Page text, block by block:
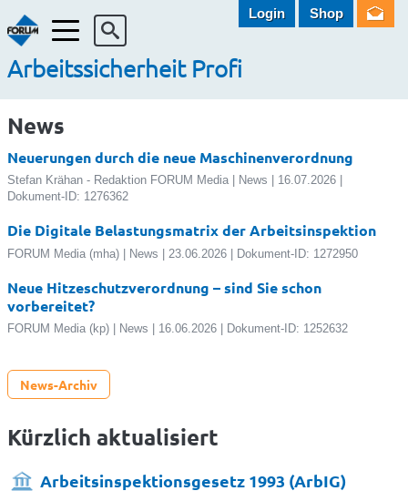
Menü
Arbeitssicherheit Profi
Login Shop
News
Neuerungen durch die neue Maschinenverordnung
Stefan Krähan - Redaktion FORUM Media | News | 16.07.2026 |
Dokument-ID: 1276362
Die Digitale Belastungsmatrix der Arbeitsinspektion
FORUM Media (mha) | News | 23.06.2026 | Dokument-ID: 1272950
Neue Hitzeschutzverordnung – sind Sie schon
vorbereitet?
FORUM Media (kp) | News | 16.06.2026 | Dokument-ID: 1252632
News-Archiv
Kürzlich aktualisiert
Arbeitsinspektionsgesetz 1993 (ArbIG)